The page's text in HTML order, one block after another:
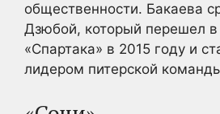
общественности. Бакаева
Дзюбой, который перешел в
«Спартака» в 2015 году и
лидером питерской